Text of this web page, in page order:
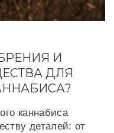
И
ДЛЯ
каннабиса
деталей: от